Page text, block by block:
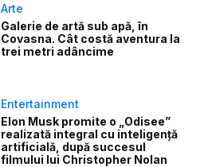
Arte
Galerie de artă sub apă, în
Covasna. Cât costă aventura la
trei metri adâncime
Entertainment
Elon Musk promite o „Odisee”
realizată integral cu inteligență
artificială, după succesul
filmului lui Christopher Nolan